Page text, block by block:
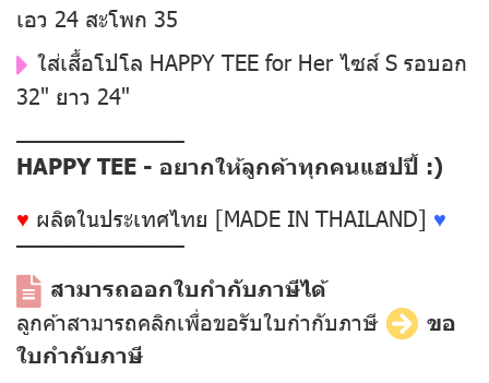
เอว 24 สะโพก 35
ใส่เสื้อโปโล HAPPY TEE for Her ไซส์ S รอบอก
32" ยาว 24"
––––––––––––––
HAPPY TEE - อยากให้ลูกค้าทุกคนแฮปปี้ :)
♥ ผลิตในประเทศไทย [MADE IN THAILAND] ♥
––––––––––––––
สามารถออกใบกำกับภาษีได้
ลูกค้าสามารถคลิกเพื่อขอรับใบกำกับภาษี
ขอ
ใบกำกับภาษี